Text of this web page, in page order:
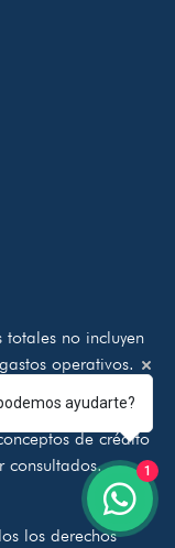
ayudarte?
1
no incluyen
operativos.
se determinará
de crédito
consultados.
los derechos